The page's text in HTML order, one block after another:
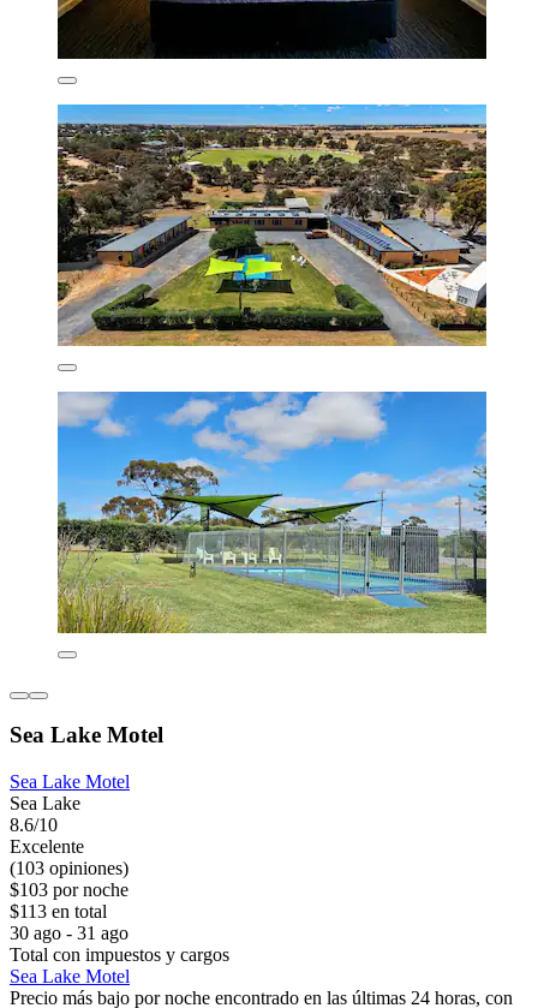
Sea Lake Motel
Sea Lake Motel
Sea Lake
8.6/10
Excelente
(103 opiniones)
$103 por noche
$113 en total
30 ago - 31 ago
Total con impuestos y cargos
Sea Lake Motel
Precio más bajo por noche encontrado en las últimas 24 horas, con